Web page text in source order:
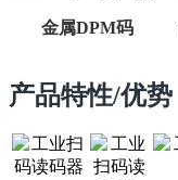
金属DPM码
产品特性/优势